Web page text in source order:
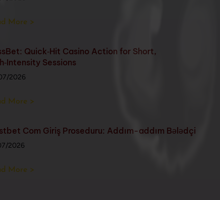
More >
Quick‑Hit Casino Action for Short,
Sessions
2026
More >
Com Giriş Proseduru: Addım-addım Bələdçi
2026
More >